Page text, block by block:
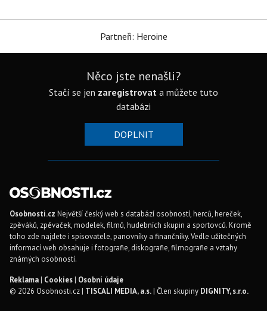
Partneři: Heroine
Něco jste nenašli?
Stačí se jen zaregistrovat a můžete tuto
databázi
DOPLNIT
Osobnosti.cz Největší český web s databází osobností, herců, hereček,
zpěváků, zpěvaček, modelek, filmů, hudebních skupin a sportovců. Kromě
toho zde najdete i spisovatele, panovníky a finančníky. Vedle užitečných
informací web obsahuje i fotografie, diskografie, filmografie a vztahy
známých osobností.
Reklama| Cookies| Osobní údaje
© 2026 Osobnosti.cz | TISCALI MEDIA, a.s.| Člen skupiny DIGNITY, s.r.o.